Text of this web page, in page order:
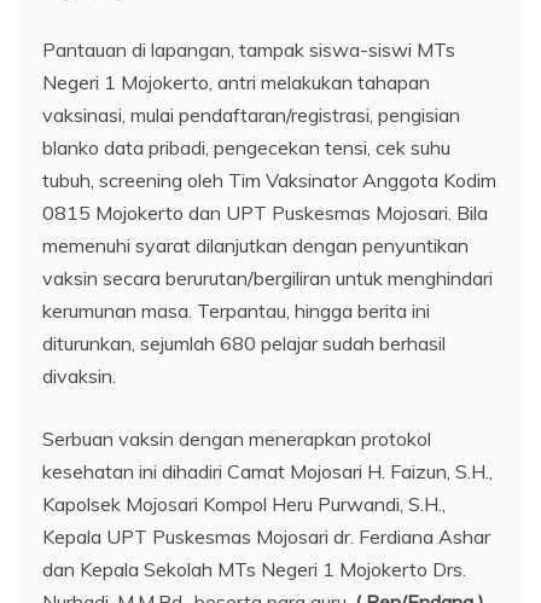
Pantauan di lapangan, tampak siswa-siswi MTs
Negeri 1 Mojokerto, antri melakukan tahapan
vaksinasi, mulai pendaftaran/registrasi, pengisian
blanko data pribadi, pengecekan tensi, cek suhu
tubuh, screening oleh Tim Vaksinator Anggota Kodim
0815 Mojokerto dan UPT Puskesmas Mojosari. Bila
memenuhi syarat dilanjutkan dengan penyuntikan
vaksin secara berurutan/bergiliran untuk menghindari
kerumunan masa. Terpantau, hingga berita ini
diturunkan, sejumlah 680 pelajar sudah berhasil
divaksin.
Serbuan vaksin dengan menerapkan protokol
kesehatan ini dihadiri Camat Mojosari H. Faizun, S.H.,
Kapolsek Mojosari Kompol Heru Purwandi, S.H.,
Kepala UPT Puskesmas Mojosari dr. Ferdiana Ashar
dan Kepala Sekolah MTs Negeri 1 Mojokerto Drs.